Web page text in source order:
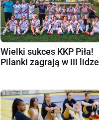
Wielki sukces KKP Piła!
Pilanki zagrają w III lidze